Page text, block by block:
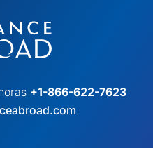
+1-866-622-7623